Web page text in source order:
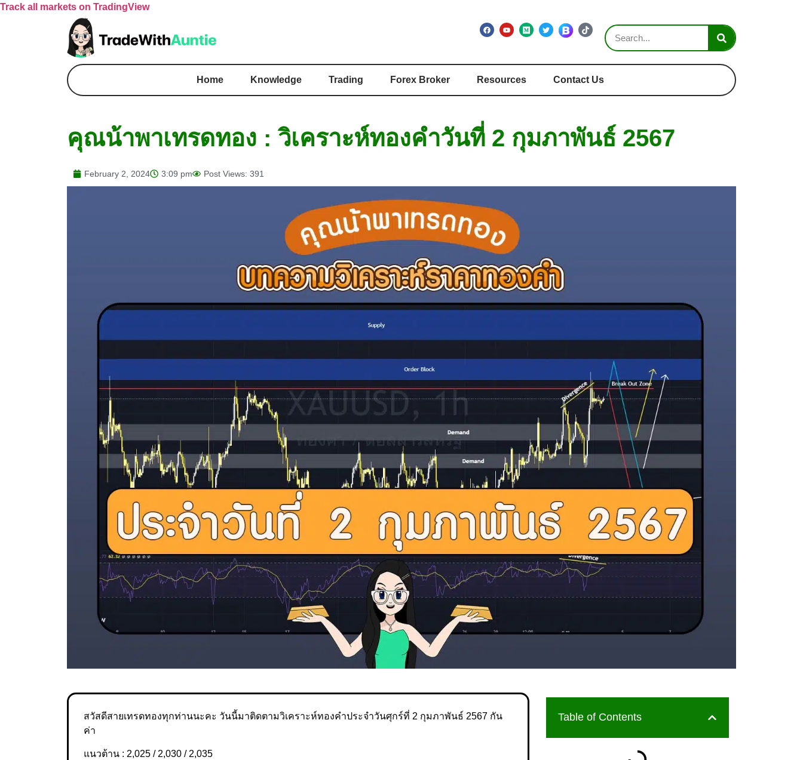
Track all markets on TradingView
Home Knowledge Trading Forex Broker Resources Contact Us
คุณน้าพาเทรดทอง : วิเคราะห์ทองคำวันที่ 2 กุมภาพันธ์ 2567
February 2, 2024 3:09 pm Post Views: 391
สวัสดีสายเทรดทองทุกท่านนะคะ วันนี้มาติดตามวิเคราะห์ทองคำประจำวันศุกร์ที่ 2 กุมภาพันธ์ 2567 กัน
ค่า
แนวต้าน : 2,025 / 2,030 / 2,035
Table of Contents